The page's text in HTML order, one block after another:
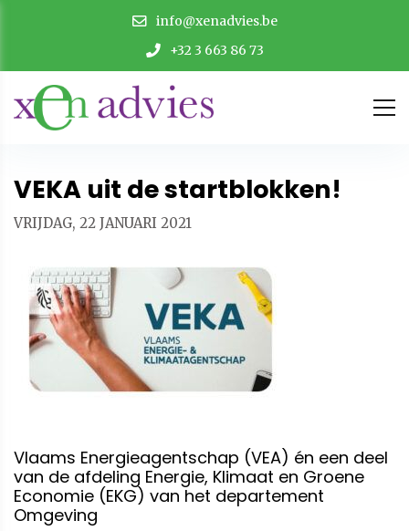
info@xenadvies.be
+32 3 663 86 73
VEKA uit de startblokken!
VRIJDAG, 22 JANUARI 2021
Vlaams Energieagentschap (VEA) én een deel
van de afdeling Energie, Klimaat en Groene
Economie (EKG) van het departement
Omgeving